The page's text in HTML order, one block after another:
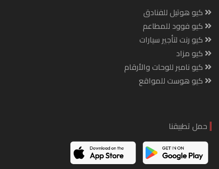
كيو هوتيل للفنادق
كيو فوود للمطاعم
كيو رنت لتأجير سيارات
كيو مزاد
كيو نامبر للوحات والأرقام
كيو هوست للمواقع
حمل تطبيقنا